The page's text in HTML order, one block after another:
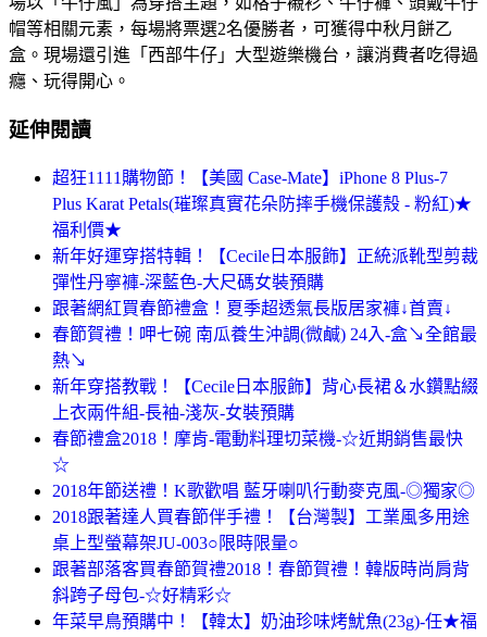
帽等相關元素，每場將票選2名優勝者，可獲得中秋月餅乙
盒。現場還引進「西部牛仔」大型遊樂機台，讓消費者吃得過
癮、玩得開心。
延伸閱讀
超狂1111購物節！【美國 Case-Mate】iPhone 8 Plus-7
Plus Karat Petals(璀璨真實花朵防摔手機保護殼 - 粉紅)★
福利價★
新年好運穿搭特輯！【Cecile日本服飾】正統派靴型剪裁
彈性丹寧褲-深藍色-大尺碼女裝預購
跟著網紅買春節禮盒！夏季超透氣長版居家褲↓首賣↓
春節賀禮！呷七碗 南瓜養生沖調(微鹹) 24入-盒↘全館最
熱↘
新年穿搭教戰！【Cecile日本服飾】背心長裙＆水鑽點綴
上衣兩件組-長袖-淺灰-女裝預購
春節禮盒2018！摩肯-電動料理切菜機-☆近期銷售最快
☆
2018年節送禮！K歌歡唱 藍牙喇叭行動麥克風-◎獨家◎
2018跟著達人買春節伴手禮！【台灣製】工業風多用途
桌上型螢幕架JU-003○限時限量○
跟著部落客買春節賀禮2018！春節賀禮！韓版時尚肩背
斜跨子母包-☆好精彩☆
年菜早鳥預購中！【韓太】奶油珍味烤魷魚(23g)-任★福